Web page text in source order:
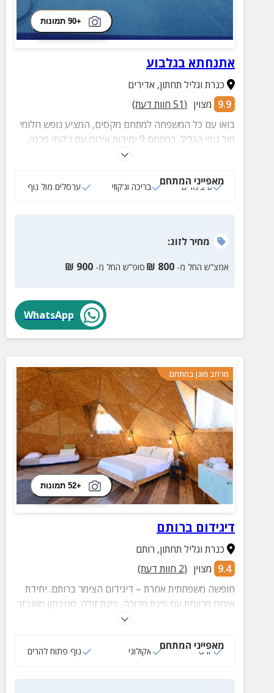
+90 תמונות
אתנחתא בגלבוע
כנרת וגליל תחתון, אדירים
9.9 מצוין (
51 חוות דעת)
בואו עם כל המשפחה למתחם מקסים, המציע נופש חלומי
מול נופי הגליל. במתחם 9 יחידות אירוח עם ג'קוזי פרטי,
בריכה, מטבח מאובזר במלואו וקרבה למגוון אטרקציות
מאפייני המתחם
8 צימרים בריכה וג‘קוזי ערסלים מול נוף
מחירלזוג:
אמצ”ש החל מ- 800
₪ סופ”ש החל מ- 900
₪
WhatsApp
מרחב מוגן במתחם
+52 תמונות
דיגידום ברותם
כנרת וגליל תחתון, רותם
9.4 מצוין (
2 חוות דעת)
חופשה משפחתית אחרת – דיגידום הצימר ברותם. יחידת
אירוח מרווחת עם פינת מדורה, פינת זולה, מטבחון מאובזר
ונוף עוצר נשימה להרי הגלעד.
מאפייני המתחם
יורט אקולוגי נוף פתוח להרים